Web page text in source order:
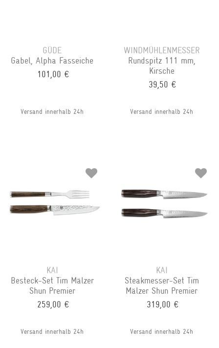
GÜDE
Gabel, Alpha Fasseiche
101,00 €
Versand innerhalb 24h
WINDMÜHLENMESSER
Rundspitz 111 mm,
Kirsche
39,50 €
Versand innerhalb 24h
KAI
Besteck-Set Tim Mälzer
Shun Premier
259,00 €
Versand innerhalb 24h
KAI
Steakmesser-Set Tim
Mälzer Shun Premier
319,00 €
Versand innerhalb 24h